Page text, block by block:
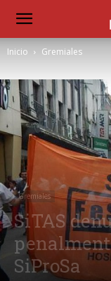
Inicio Gremiales
Gremiales
SiTAS
SiProSa